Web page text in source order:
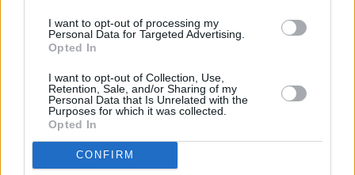
I want to opt-out of processing my
Personal Data for Targeted Advertising.
Opted In
I want to opt-out of Collection, Use,
Retention, Sale, and/or Sharing of my
Personal Data that Is Unrelated with the
Purposes for which it was collected.
Opted In
CONFIRM
Previous article
Romagna, lunedì 5
ottobre
una sala slot, 28enne
denunciato a Carpi